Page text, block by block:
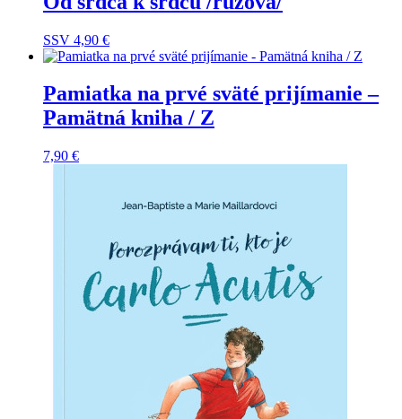
SSV 4,90 €
Pamiatka na prvé sväté prijímanie –
Pamätná kniha / Z
7,90 €